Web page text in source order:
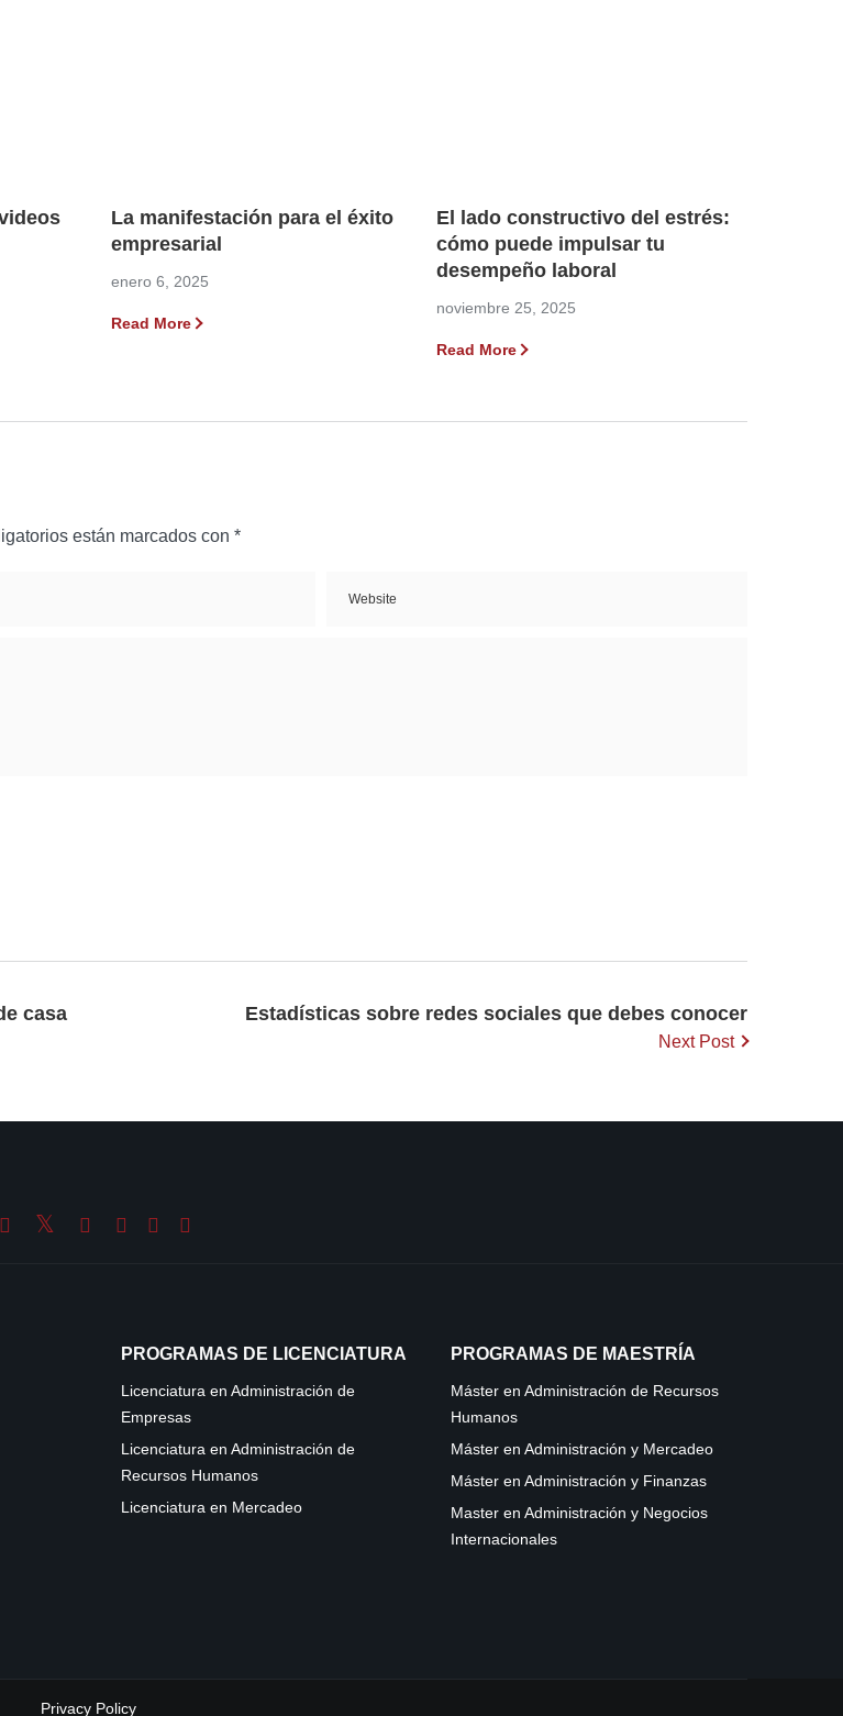
La manifestación para el éxito
empresarial
enero 6, 2025
Read More
El lado constructivo del estrés:
cómo puede impulsar tu
desempeño laboral
noviembre 25, 2025
Read More
están marcados con *
casa Estadísticas sobre redes sociales que debes conocer
Next Post
PROGRAMAS DE LICENCIATURA
Licenciatura en Administración de
Empresas
Licenciatura en Administración de
Recursos Humanos
Licenciatura en Mercadeo
PROGRAMAS DE MAESTRÍA
Máster en Administración de Recursos
Humanos
Máster en Administración y Mercadeo
Máster en Administración y Finanzas
Master en Administración y Negocios
Internacionales
Privacy Policy